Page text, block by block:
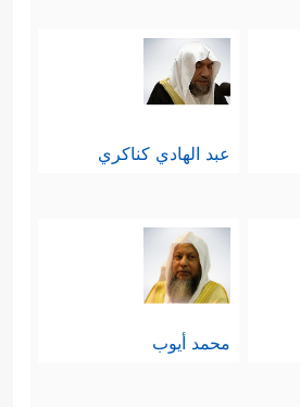
عبد الهادي كناكري
محمد أيوب